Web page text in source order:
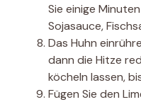
Sie einige
Sojasauce,
Das Huhn
dann die Hitze
köcheln lassen,
Fügen Sie den